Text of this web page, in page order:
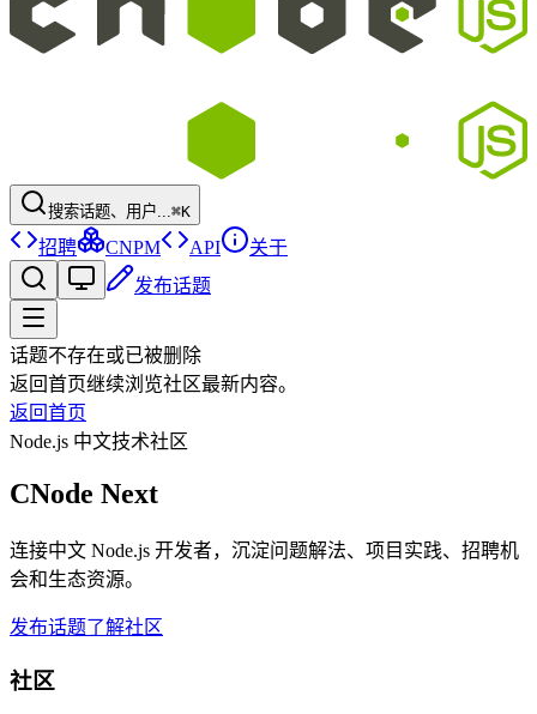
搜索话题、用户...⌘K
招聘 CNPM API
关于
发布话题
话题不存在或已被删除
返回首页继续浏览社区最新内容。
返回首页
Node.js 中文技术社区
CNode Next
连接中文 Node.js 开发者，沉淀问题解法、项目实践、招聘机
会和生态资源。
发布话题了解社区
社区